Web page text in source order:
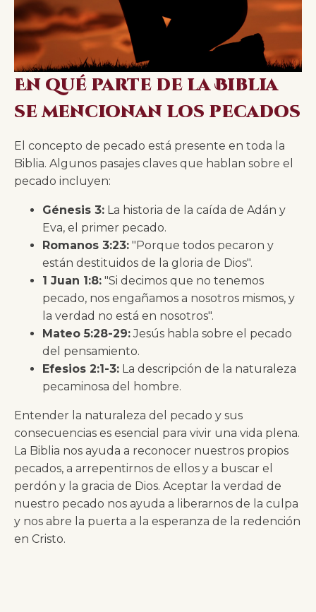
En qué parte de la Biblia
se mencionan los pecados
El concepto de pecado está presente en toda la
Biblia. Algunos pasajes claves que hablan sobre el
pecado incluyen:
Génesis 3: La historia de la caída de Adán y
Eva, el primer pecado.
Romanos 3:23: "Porque todos pecaron y
están destituidos de la gloria de Dios".
1 Juan 1:8: "Si decimos que no tenemos
pecado, nos engañamos a nosotros mismos, y
la verdad no está en nosotros".
Mateo 5:28-29:Jesús habla sobre el pecado
del pensamiento.
Efesios 2:1-3: La descripción de la naturaleza
pecaminosa del hombre.
Entender la naturaleza del pecado y sus
consecuencias es esencial para vivir una vida plena.
La Biblia nos ayuda a reconocer nuestros propios
pecados, a arrepentirnos de ellos y a buscar el
perdón y la gracia de Dios. Aceptar la verdad de
nuestro pecado nos ayuda a liberarnos de la culpa
y nos abre la puerta a la esperanza de la redención
en Cristo.